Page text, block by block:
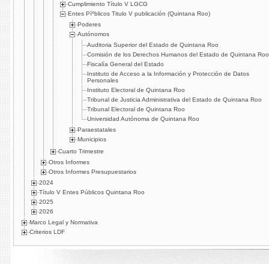
Cumplimiento Tí­tulo V LGCG
Entes Píºblicos Titulo V publicación (Quintana Roo)
Poderes
Autónomos
Auditoria Superior del Estado de Quintana Roo
Comisión de los Derechos Humanos del Estado de Quintana Roo
Fiscalí­a General del Estado
Instituto de Acceso a la Información y Protección de Datos
Personales
Instituto Electoral de Quintana Roo
Tribunal de Justicia Administrativa del Estado de Quintana Roo
Tribunal Electoral de Quintana Roo
Universidad Autónoma de Quintana Roo
Paraestatales
Municipios
Cuarto Trimestre
Otros Informes
Otros Informes Presupuestarios
2024
Título V Entes Públicos Quintana Roo
2025
2026
Marco Legal y Normativa
Criterios LDF